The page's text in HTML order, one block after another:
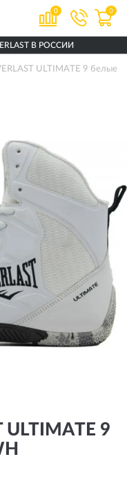
0 0
В РОССИИ
ULTIMATE 9 белые
ULTIMATE 9